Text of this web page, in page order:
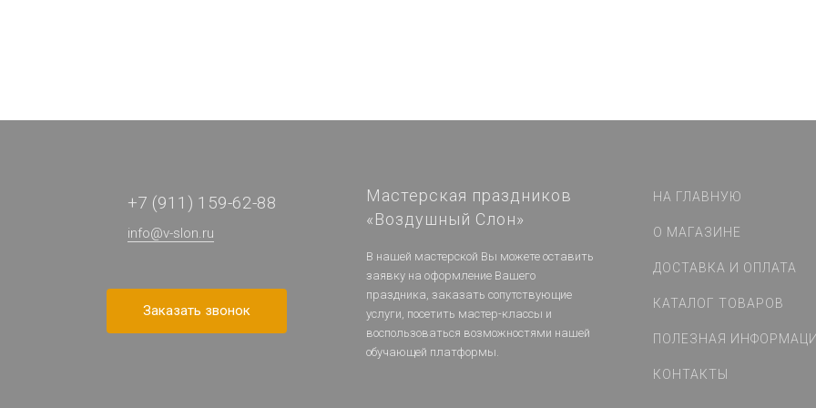
+7 (911) 159-62-88
info@v-slon.ru
Заказать звонок
Мастерская праздников
«Воздушный Слон»
В нашей мастерской Вы можете оставить
заявку на оформление Вашего
праздника, заказать сопутствующие
услуги, посетить мастер-классы и
воспользоваться возможностями нашей
обучающей платформы.
НА ГЛАВНУЮ
О МАГАЗИНЕ
ДОСТАВКА И ОПЛАТА
КАТАЛОГ ТОВАРОВ
ПОЛЕЗНАЯ
КОНТАКТЫ